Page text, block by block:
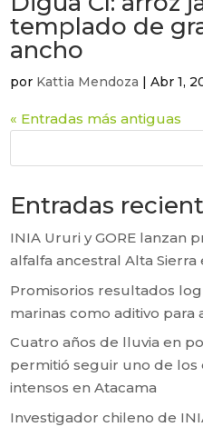
templado de
ancho
por Kattia Mendoza |Abr 1,
« Entradas más antiguas
Entradas
INIA Ururi y GORE lanzan
alfalfa ancestral Alta
Promisorios resultados
marinas como aditivo
Cuatro años de lluvia en
permitió seguir uno de los
intensos en Atacama
Investigador chileno de